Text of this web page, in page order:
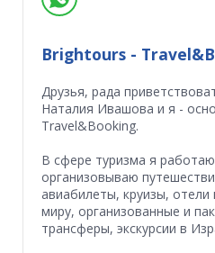
Brightours -
Друзья, рада
Наталия Ивашова и я -
Travel&Booking.
В сфере туризма я
организовываю
авиабилеты, круизы,
миру, организованные и
трансферы, экскурсии в